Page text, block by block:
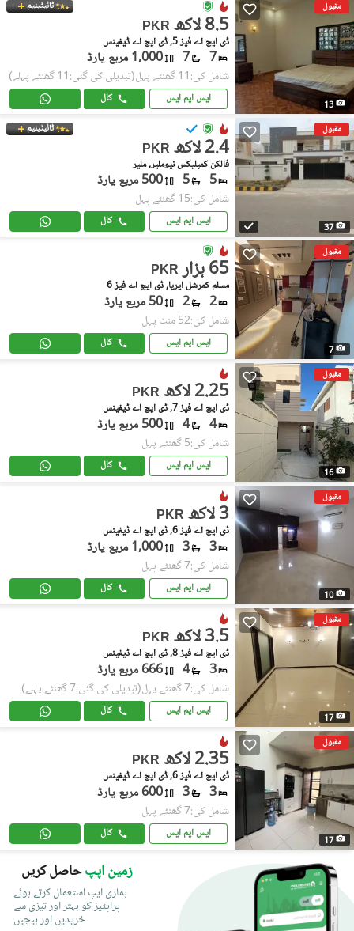
مقبول
13
ٹائیٹینیم
PKR 8.5 لاکھ
ڈی ایچ اے فیز 5, ڈی ایچ اے ڈیفینس
7
7 1,000 مربع یارڈ
شامل کی:11 گھنٹے پہل (تبدیلی کی گئی:11 گھنٹے پہلے)
ایس ایم ایس کال
مقبول
37
ٹائیٹینیم
PKR 2.4 لاکھ
فالکن کمپلیکس نیوملیر, ملیر
5
5 500 مربع یارڈ
شامل کی:15 گھنٹے پہل
ایس ایم ایس کال
مقبول
7
PKR 65 ہزار
مسلم کمرشل ایریا, ڈی ایچ اے فیز 6
2
2 50 مربع یارڈ
شامل کی:52 منٹ پہل
ایس ایم ایس کال
مقبول
16
PKR 2.25 لاکھ
ڈی ایچ اے فیز 7, ڈی ایچ اے ڈیفینس
4
4 500 مربع یارڈ
شامل کی:5 گھنٹے پہل
ایس ایم ایس کال
مقبول
10
PKR 3 لاکھ
ڈی ایچ اے فیز 6, ڈی ایچ اے ڈیفینس
3
3 1,000 مربع یارڈ
شامل کی:7 گھنٹے پہل
ایس ایم ایس کال
مقبول
17
PKR 3.5 لاکھ
ڈی ایچ اے فیز 8, ڈی ایچ اے ڈیفینس
3
4 666 مربع یارڈ
شامل کی:7 گھنٹے پہل (تبدیلی کی گئی:7 گھنٹے پہلے)
ایس ایم ایس کال
مقبول
17
PKR 2.35 لاکھ
ڈی ایچ اے فیز 6, ڈی ایچ اے ڈیفینس
3
3 600 مربع یارڈ
شامل کی:7 گھنٹے پہل
ایس ایم ایس کال
زمین اپپحاصل کریں
ہماری ایپ استعمال کرتے ہوئے
پراپٹیز کو بہتر اور تیزی سے
خریدیں اور بیچیں